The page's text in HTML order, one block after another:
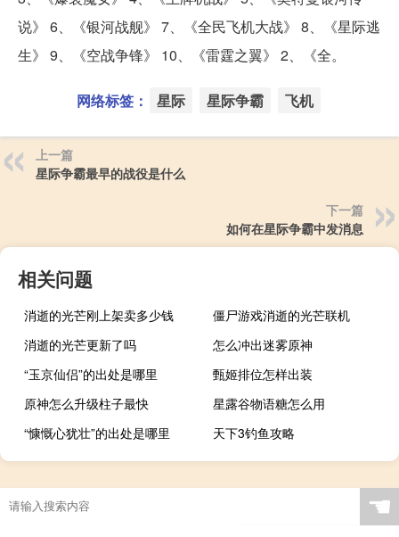
说》 6、《银河战舰》 7、《全民飞机大战》 8、《星际逃
生》 9、《空战争锋》 10、《雷霆之翼》 2、《全。
网络标签： 星际 星际争霸 飞机
上一篇
星际争霸最早的战役是什么
下一篇
如何在星际争霸中发消息
相关问题
消逝的光芒刚上架卖多少钱
僵尸游戏消逝的光芒联机
消逝的光芒更新了吗
怎么冲出迷雾原神
“玉京仙侣”的出处是哪里
甄姬排位怎样出装
原神怎么升级柱子最快
星露谷物语糖怎么用
“慷慨心犹壮”的出处是哪里
天下3钓鱼攻略
☚